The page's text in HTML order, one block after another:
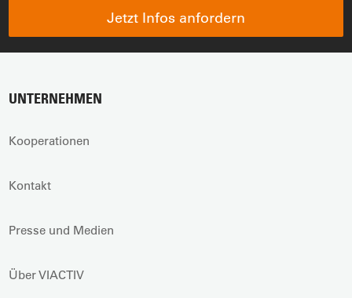
Jetzt Infos anfordern
UNTERNEHMEN
Kooperationen
Kontakt
Presse und Medien
Über VIACTIV